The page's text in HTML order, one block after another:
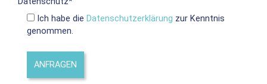
Ich habe die Datenschutzerklärung zur Kenntnis
genommen.